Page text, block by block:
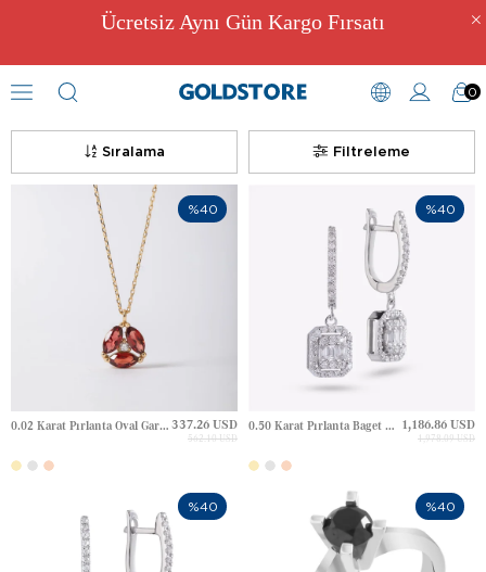
Ücretsiz Aynı Gün Kargo Fırsatı
0
Chroma Precious Serisi
Filtreleme
Sıralama
0.02 Karat Pırlanta Oval Garnet Garnet Üçleme Elmas Altın Kolye 337.26 USD
562.10 USD
%40
0.50 Karat Pırlanta Baget Halo Huggie Altın Küpe 1,186.86 USD
1,978.09 USD
%40
%40 %40